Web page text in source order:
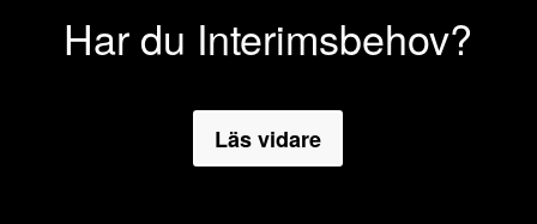
Har du Interimsbehov?
Läs vidare